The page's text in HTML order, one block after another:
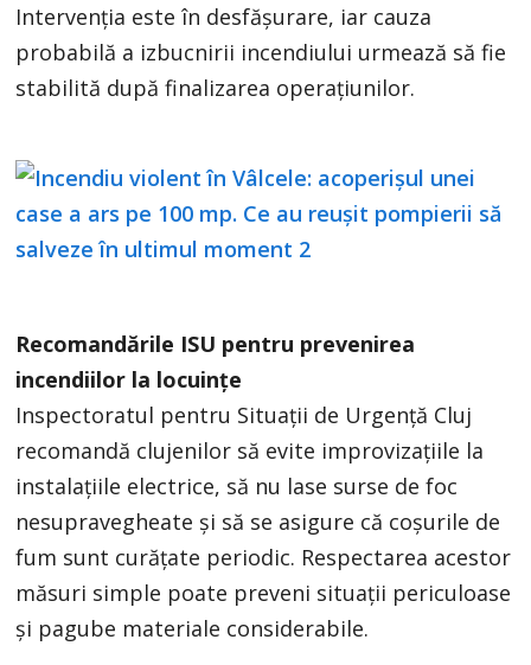
Intervenția este în desfășurare, iar cauza
probabilă a izbucnirii incendiului urmează să fie
stabilită după finalizarea operațiunilor.
Recomandările ISU pentru prevenirea
incendiilor la locuințe
Inspectoratul pentru Situații de Urgență Cluj
recomandă clujenilor să evite improvizațiile la
instalațiile electrice, să nu lase surse de foc
nesupravegheate și să se asigure că coșurile de
fum sunt curățate periodic. Respectarea acestor
măsuri simple poate preveni situații periculoase
și pagube materiale considerabile.